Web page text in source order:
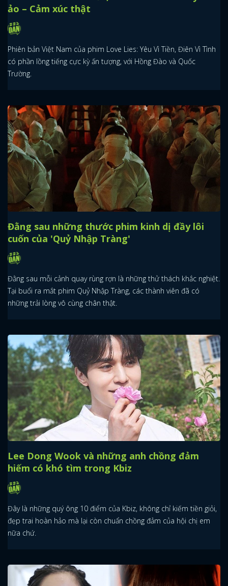
ảo – Cảm xúc thật
Phiên bản Việt Nam của phim Love Lies: Yêu Vì Tiền, Điên Vì Tình
có phần lồng tiếng cực kỳ ấn tượng, với Hồng Đào và Quốc
Trường.
Đằng sau những thước phim kinh dị đầy lôi
cuốn của 'Quỷ Nhập Tràng'
Đằng sau mỗi cảnh quay rùng rợn là những thử thách khắc nghiệt.
Tại buổi ra mắt phim Quỷ Nhập Tràng, các thành viên đã có
những trải lòng vô cùng chân thật.
Lee Dong Wook và những anh chồng đảm
hiếm có khó tìm trong Kbiz
Đây là những quý ông 10 điểm của Kbiz, không chỉ kiếm tiền giỏi,
đẹp trai hoàn hảo mà lại còn chuẩn chồng đảm của hội chị em
nữa chứ.